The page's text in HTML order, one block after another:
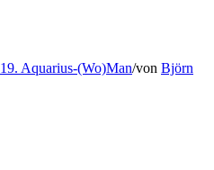
19. Aquarius-(Wo)Man/von Björn